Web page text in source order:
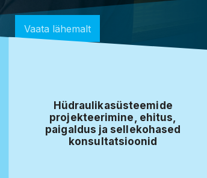
Vaata lähemalt
Hüdraulikasüsteemide
projekteerimine, ehitus,
paigaldus ja sellekohased
konsultatsioonid